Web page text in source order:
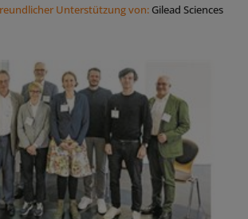
Unterstützung von: Gilead Sciences